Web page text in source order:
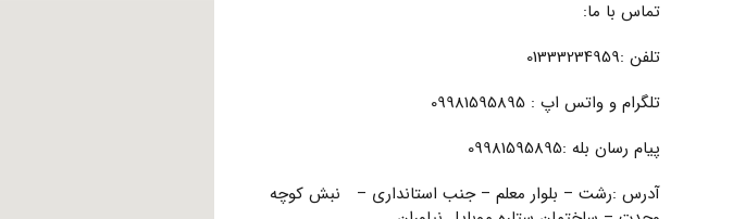
تماس با ما:
تلفن :01333234959
تلگرام و واتس اپ : 09981595895
پیام رسان بله :09981595895
آدرس :رشت – بلوار معلم – جنب استانداری – نبش کوچه